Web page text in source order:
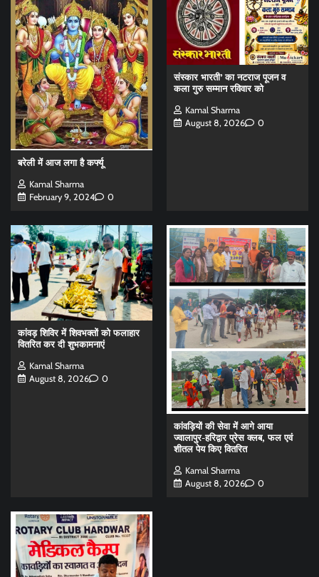
बरेली में आज लगा है कर्फ्यू
Kamal Sharma
February 9, 2024
0
संस्कार भारती’ का नटराज पूजन व
कला गुरु सम्मान रविवार को
Kamal Sharma
August 8, 2026
0
कांवड़ शिविर में शिवभक्तों को फलाहार
वितरित कर दी शुभकामनाएं
Kamal Sharma
August 8, 2026
0
कांवड़ियों की सेवा में आगे आया
ज्वालापुर-हरिद्वार प्रेस क्लब, फल एवं
शीतल पेय किए वितरित
Kamal Sharma
August 8, 2026
0